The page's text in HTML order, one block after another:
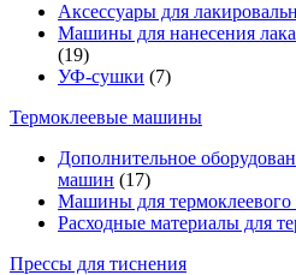
Аксессуары для
Машины для нанесения
(19)
УФ-сушки (7)
Термоклеевые машины
Дополнительное
машин (17)
Машины для термоклеевого
Расходные материалы для
Прессы для тиснения